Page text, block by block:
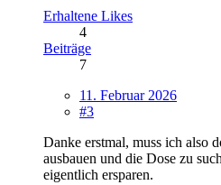
Erhaltene Likes
4
Beiträge
7
11. Februar 2026
#3
Danke erstmal, muss ich also
ausbauen und die Dose zu
eigentlich ersparen.